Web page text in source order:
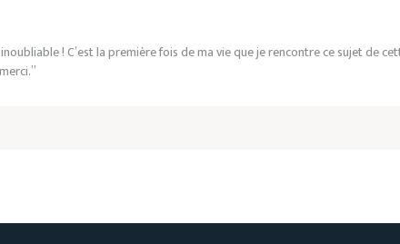
! C’est la première fois de ma vie que je rencontre ce sujet de